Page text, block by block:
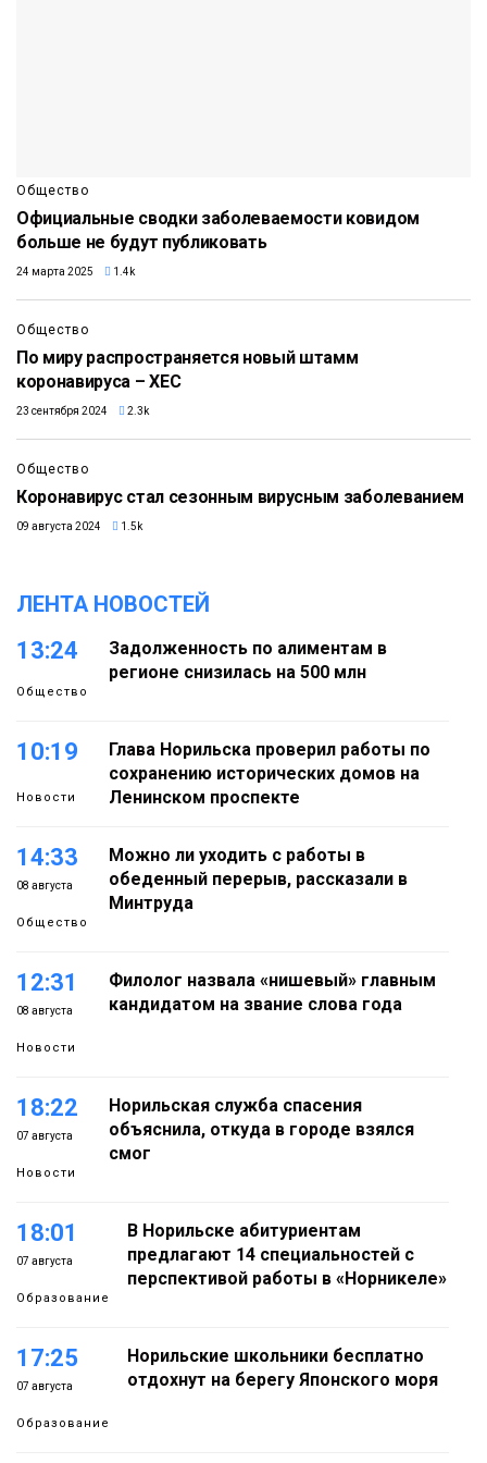
Общество
Официальные сводки заболеваемости ковидом
больше не будут публиковать
24 марта 2025 1.4k
Общество
По миру распространяется новый штамм
коронавируса – XEC
23 сентября 2024 2.3k
Общество
Коронавирус стал сезонным вирусным заболеванием
09 августа 2024 1.5k
ЛЕНТА НОВОСТЕЙ
13:24
Общество
Задолженность по алиментам в
регионе снизилась на 500 млн
10:19
Новости
Глава Норильска проверил работы по
сохранению исторических домов на
Ленинском проспекте
14:33
08 августа
Общество
Можно ли уходить с работы в
обеденный перерыв, рассказали в
Минтруда
12:31
08 августа
Новости
Филолог назвала «нишевый» главным
кандидатом на звание слова года
18:22
07 августа
Новости
Норильская служба спасения
объяснила, откуда в городе взялся
смог
18:01
07 августа
Образование
В Норильске абитуриентам
предлагают 14 специальностей с
перспективой работы в «Норникеле»
17:25
07 августа
Образование
Норильские школьники бесплатно
отдохнут на берегу Японского моря